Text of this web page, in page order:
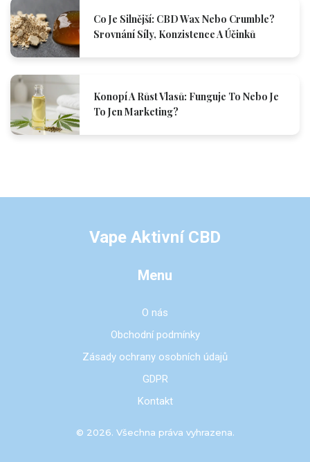
Co Je Silnější: CBD Wax Nebo Crumble?
Srovnání Síly, Konzistence A Účinků
Konopí A Růst Vlasů: Funguje To Nebo Je
To Jen Marketing?
Vape Aktivní CBD
Menu
O nás
Obchodní podmínky
Zásady ochrany osobních údajů
GDPR
Kontakt
© 2026. Všechna práva vyhrazena.